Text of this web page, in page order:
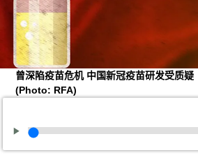
曾深陷疫苗危机 中国新冠疫苗研发受质疑
(Photo: RFA)